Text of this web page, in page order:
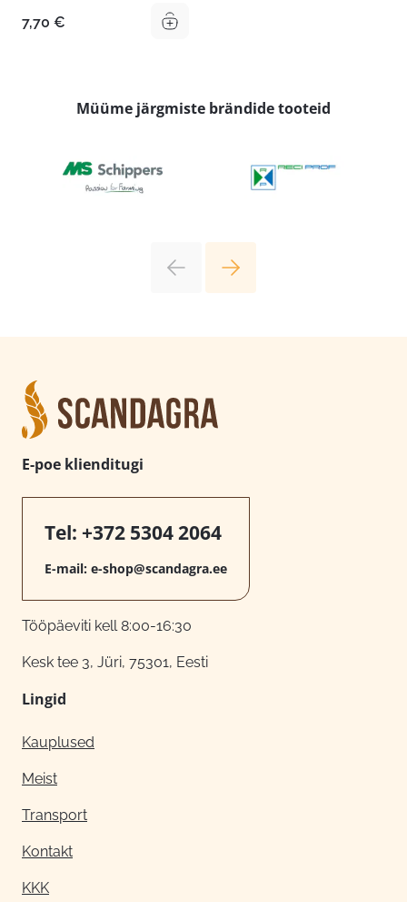
7,70 €
Müüme järgmiste brändide tooteid
E-poe klienditugi
Tel: +372 5304 2064
E-mail: e-shop@scandagra.ee
Tööpäeviti kell 8:00-16:30
Kesk tee 3, Jüri, 75301, Eesti
Lingid
Kauplused
Meist
Transport
Kontakt
KKK